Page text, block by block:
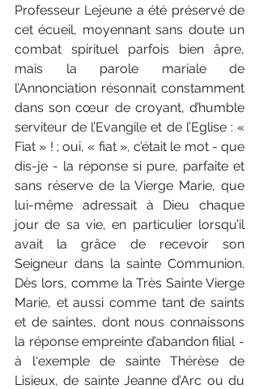
Professeur Lejeune a été préservé de
cet écueil, moyennant sans doute un
combat spirituel parfois bien âpre,
mais la parole mariale de
l’Annonciation résonnait constamment
dans son cœur de croyant, d’humble
serviteur de l’Evangile et de l’Eglise : «
Fiat » ! ; oui, « fiat », c’était le mot - que
dis-je - la réponse si pure, parfaite et
sans réserve de la Vierge Marie, que
lui-même adressait à Dieu chaque
jour de sa vie, en particulier lorsqu’il
avait la grâce de recevoir son
Seigneur dans la sainte Communion.
Dès lors, comme la Très Sainte Vierge
Marie, et aussi comme tant de saints
et de saintes, dont nous connaissons
la réponse empreinte d’abandon filial -
à l‘exemple de sainte Thérèse de
Lisieux, de sainte Jeanne d’Arc ou du